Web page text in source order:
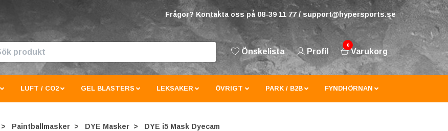
Frågor? Kontakta oss på 08-39 11 77 / support@hypersports.se
Önskelista Profil
0
Varukorg
LUFT / CO2 GEL BLASTERS LEKSAKER ÖVRIGT PARK / B2B FYNDHÖRNAN
Paintballmasker DYE Masker DYE i5 Mask Dyecam